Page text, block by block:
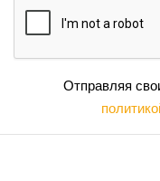
Отправляя